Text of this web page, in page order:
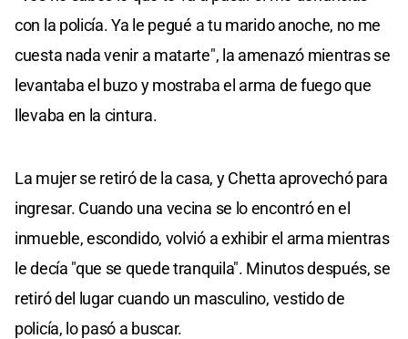
con la policía. Ya le pegué a tu marido anoche, no me
cuesta nada venir a matarte", la amenazó mientras se
levantaba el buzo y mostraba el arma de fuego que
llevaba en la cintura.
La mujer se retiró de la casa, y Chetta aprovechó para
ingresar. Cuando una vecina se lo encontró en el
inmueble, escondido, volvió a exhibir el arma mientras
le decía "que se quede tranquila". Minutos después, se
retiró del lugar cuando un masculino, vestido de
policía, lo pasó a buscar.